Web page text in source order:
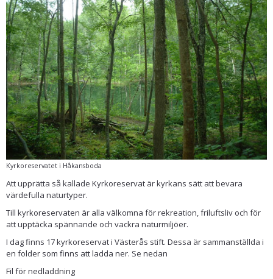
Kyrkoreservatet i Håkansboda
Att upprätta så kallade Kyrkoreservat är kyrkans sätt att bevara
värdefulla naturtyper.
Till kyrkoreservaten är alla välkomna för rekreation, friluftsliv och för
att upptäcka spännande och vackra naturmiljöer.
I dag finns 17 kyrkoreservat i Västerås stift. Dessa är sammanställda i
en folder som finns att ladda ner. Se nedan
Fil för nedladdning